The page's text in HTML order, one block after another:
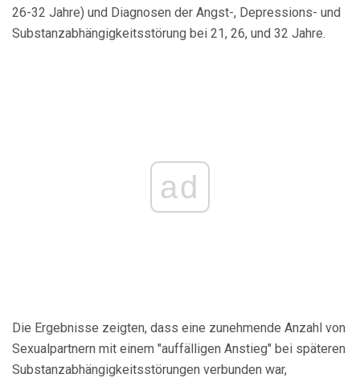
26-32 Jahre) und Diagnosen der Angst-, Depressions- und
Substanzabhängigkeitsstörung bei 21, 26, und 32 Jahre.
ad
Die Ergebnisse zeigten, dass eine zunehmende Anzahl von
Sexualpartnern mit einem "auffälligen Anstieg" bei späteren
Substanzabhängigkeitsstörungen verbunden war,